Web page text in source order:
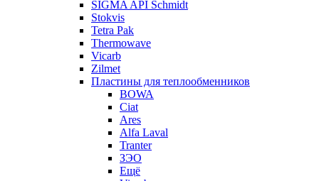
SIGMA API Schmidt
Stokvis
Tetra Pak
Thermowave
Vicarb
Zilmet
Пластины для теплообменников
BOWA
Ciat
Ares
Alfa Laval
Tranter
ЗЭО
Ещё